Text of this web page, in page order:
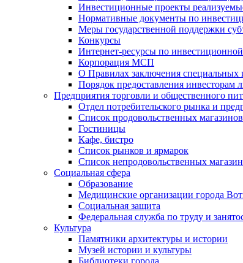
Инвестиционные проекты
Нормативные документы по
Меры государственной поддержки
Конкурсы
Интернет-ресурсы по инвестиционной
Корпорация МСП
О Правилах заключения специальных
Порядок предоставления инвесторам
Предприятия торговли и общественного
Отдел потребительского рынка и
Список продовольственных магазинов
Гостиницы
Кафе, бистро
Cписок рынков и ярмарок
Список непродовольственных
Социальная сфера
Образование
Медицинские организации города
Социальная защита
Федеральная служба по труду и
Культура
Памятники архитектуры и истории
Музей истории и культуры
Библиотеки города